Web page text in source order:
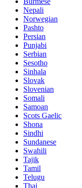
Nepali
Norwegian
Pashto
Persian
Punjabi
Serbian
Sesotho
Sinhala
Slovak
Slovenian
Somali
Samoan
Scots Gaelic
Shona
Sindhi
Sundanese
Swahili
Tajik
Tamil
Telugu
Thai